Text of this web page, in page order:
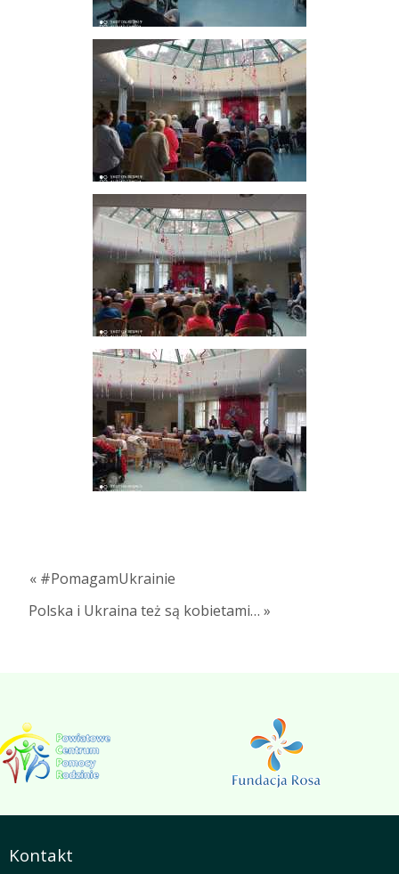
« #PomagamUkrainie
Polska i Ukraina też są kobietami… »
Kontakt